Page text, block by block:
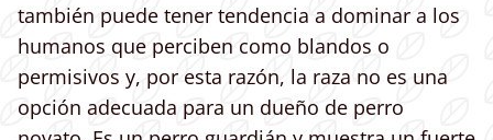
también puede tener tendencia a dominar a los
humanos que perciben como blandos o
permisivos y, por esta razón, la raza no es una
opción adecuada para un dueño de perro